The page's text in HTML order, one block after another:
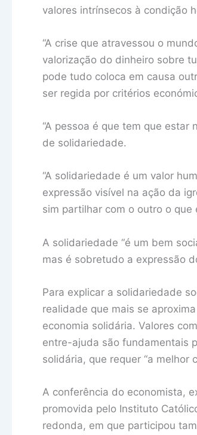
valores intrínsecos à condição
“A crise que atravessou o
valorização do dinheiro sobre
pode tudo coloca em causa
ser regida por critérios
“A pessoa é que tem que
de solidariedade.
“A solidariedade é um valor
expressão visível na ação da
sim partilhar com o outro o que
A solidariedade “é um bem
mas é sobretudo a expressão
Para explicar a solidariedade
realidade que mais se
economia solidária. Valores
entre-ajuda são fundamentais
solidária, que requer “a melhor
A conferência do economista,
promovida pelo Instituto
redonda, em que participou